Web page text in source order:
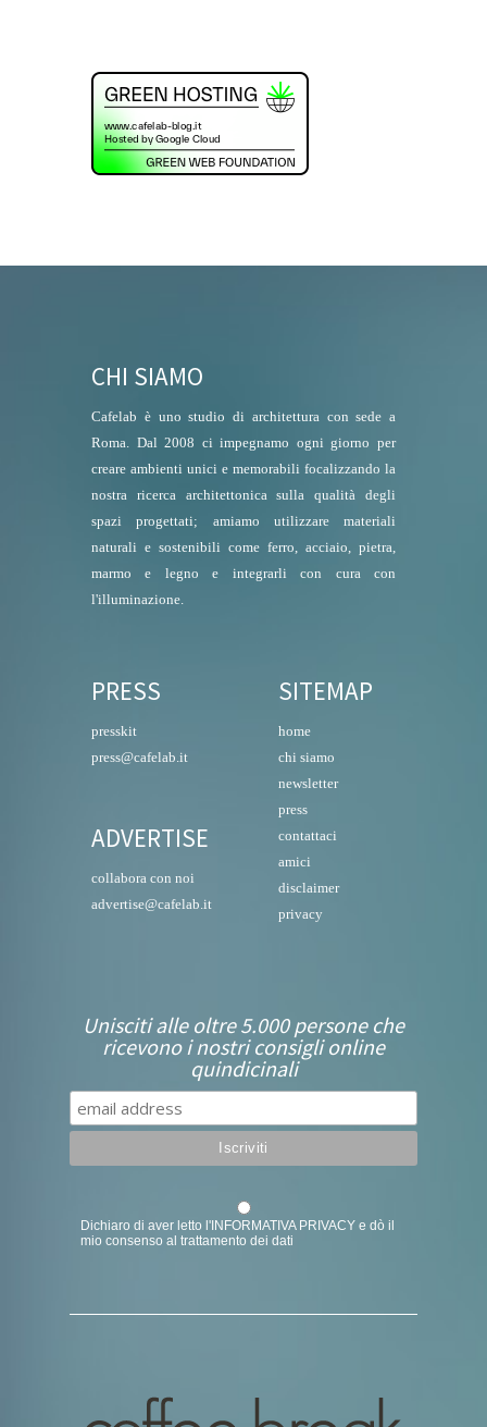
CHI SIAMO
Cafelab è uno studio di architettura con sede a
Roma. Dal 2008 ci impegnamo ogni giorno per
creare ambienti unici e memorabili focalizzando la
nostra ricerca architettonica sulla qualità degli
spazi progettati; amiamo utilizzare materiali
naturali e sostenibili come ferro, acciaio, pietra,
marmo e legno e integrarli con cura con
l'illuminazione.
PRESS
presskit
press@cafelab.it
ADVERTISE
collabora con noi
advertise@cafelab.it
SITEMAP
home
chi siamo
newsletter
press
contattaci
amici
disclaimer
privacy
Unisciti alle oltre 5.000 persone che
ricevono i nostri consigli online
quindicinali
Dichiaro di aver letto l'INFORMATIVA PRIVACY e dò il
mio consenso al trattamento dei dati